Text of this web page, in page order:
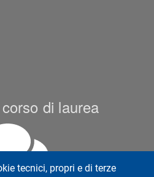
tecnici, propri e di terze
di laurea